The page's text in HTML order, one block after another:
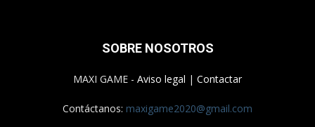
SOBRE NOSOTROS
MAXI GAME - Aviso legal | Contactar
Contáctanos: maxigame2020@gmail.com